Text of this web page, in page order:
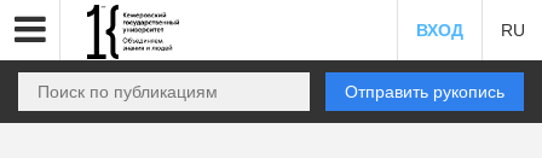
ВХОД RU
Отправить рукопись